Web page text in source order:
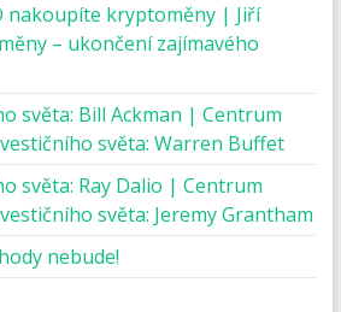
nakoupíte kryptoměny | Jiří
– ukončení zajímavého
světa: Bill Ackman | Centrum
světa: Warren Buffet
světa: Ray Dalio | Centrum
světa: Jeremy Grantham
nebude!